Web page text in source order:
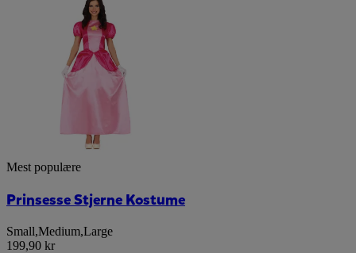
Mest populære
Prinsesse Stjerne Kostume
Small,Medium,Large
199,90 kr